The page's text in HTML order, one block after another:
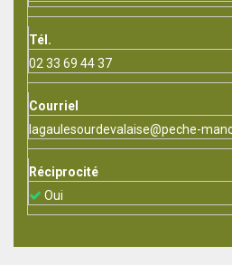
Tél.
02 33 69 44 37
Courriel
lagaulesourdevalaise@peche-
Réciprocité
Oui